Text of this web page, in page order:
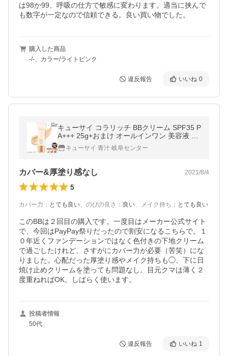
は98か99。呼吸の仕方で敏感に変わります。適当に挟んで
も数字が一定なので信頼できる。良い買い物でした。
購入した商品
‐/-、カラー/ライトピンク
違反報告 いいね 0
キューサイ コラリッチ BBクリーム SPF35 P
A+++ 25g+おまけ オールインワン 美容液 40
代 50代 カバー力 ファンデーション 化粧品
日本コルマー 日焼け止め
キューサイ 青汁 岐阜センター
カバー&厚塗り感なし 2021/8/4
5
カバー力 ： とても良い、 のびの良さ ： 良い、 メイク持ち ： とても良い
このBBは２回目の購入です。一度目はメーカー公式サイト
で、今回はPayPay祭りだったので割安になるこちらで。１
０年近くファンデーションではなく色付きの下地クリーム
で過ごしたけれど、さすがにカバー力が必要（苦笑）にな
りました。心配だった厚塗り感やメイク持ちも◯、下に日
焼け止めクリームを塗っても問題なし。目元クマは薄く２
度重ねればOK。しばらく使います。
投稿者情報
50代
違反報告 いいね 1